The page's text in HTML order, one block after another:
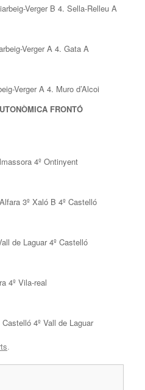
Verger B 4. Sella-Relleu A
Verger A 4. Gata A
Verger A 4. Muro d’Alcoi
FRONTÓ
4º Ontinyent
3º Xaló B 4º Castelló
de Laguar 4º Castelló
4º Vila-real
4º Vall de Laguar
.